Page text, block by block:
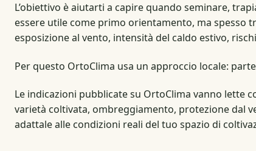
L’obiettivo è aiutarti a capire quando seminare,
essere utile come primo orientamento, ma spesso
esposizione al vento, intensità del caldo estivo,
Per questo OrtoClima usa un approccio locale:
Le indicazioni pubblicate su OrtoClima vanno lette
varietà coltivata, ombreggiamento, protezione dal
adattale alle condizioni reali del tuo spazio di